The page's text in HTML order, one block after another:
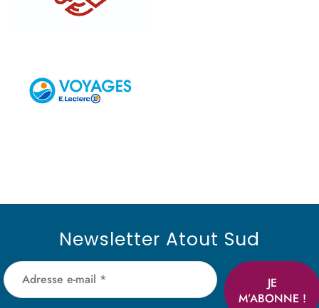
Newsletter Atout Sud